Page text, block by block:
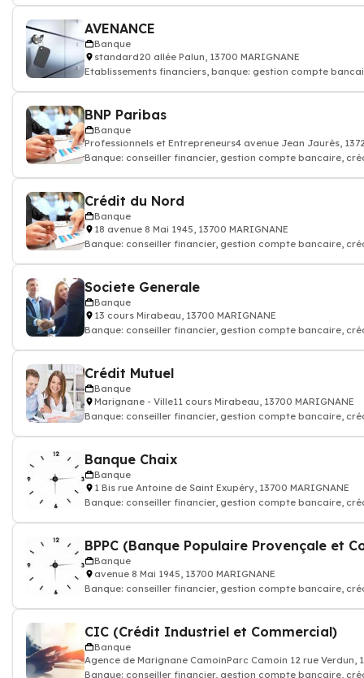
AVENANCE
Banque
standard20 allée Palun, 13700 MARIGNANE
Etablissements financiers, banque: gestion compte
BNP Paribas
Banque
Professionnels et Entrepreneurs4 avenue Jean Jaurès,
Banque: conseiller financier, gestion compte bancaire,
Crédit du Nord
Banque
18 avenue 8 Mai 1945, 13700 MARIGNANE
Banque: conseiller financier, gestion compte bancaire,
Societe Generale
Banque
13 cours Mirabeau, 13700 MARIGNANE
Banque: conseiller financier, gestion compte bancaire,
Crédit Mutuel
Banque
Marignane - Ville11 cours Mirabeau, 13700 MARIGNANE
Banque: conseiller financier, gestion compte bancaire,
Banque Chaix
Banque
1 Bis rue Antoine de Saint Exupéry, 13700 MARIGNANE
Banque: conseiller financier, gestion compte bancaire,
BPPC (Banque Populaire Provençale et
Banque
avenue 8 Mai 1945, 13700 MARIGNANE
Banque: conseiller financier, gestion compte bancaire,
CIC (Crédit Industriel et Commercial)
Banque
Agence de Marignane CamoinParc Camoin 12 rue Verdun,
Banque: conseiller financier, gestion compte bancaire,